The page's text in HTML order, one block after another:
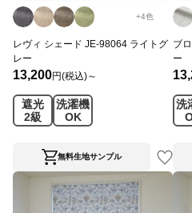
+4色
レヴィ シェード JE-98064 ライトグ
レー
13,200円(税込)～
遮光
2級
洗濯機
OK
無料生地サンプル
ブ
ー
洗